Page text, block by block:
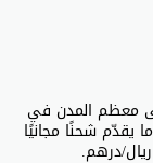
معظم المدن في
عمل، وغالبًا ما يقدّم شحنًا مجانيًا